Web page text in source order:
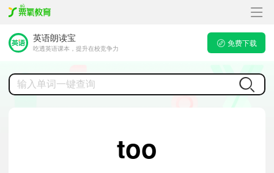
英语朗读宝
吃透英语课本，提升在校竞争力
免费下载
too